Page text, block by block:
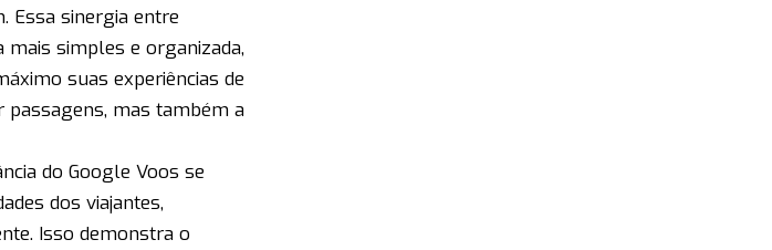
Essa sinergia entre
simples e organizada,
suas experiências de
passagens, mas também a
do Google Voos se
dos viajantes,
Isso demonstra o